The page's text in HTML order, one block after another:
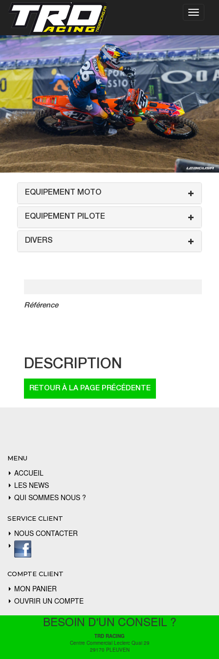
EQUIPEMENT MOTO
EQUIPEMENT PILOTE
DIVERS
Référence
DESCRIPTION
MENU
ACCUEIL
LES NEWS
QUI SOMMES NOUS ?
SERVICE CLIENT
NOUS CONTACTER
COMPTE CLIENT
MON PANIER
OUVRIR UN COMPTE
BESOIN D'UN CONSEIL ?
TRD RACING
Centre Commercial Leclerc Quai 29
29170 PLEUVEN